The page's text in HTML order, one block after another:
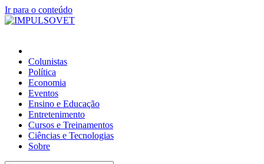
Ir para o conteúdo
Colunistas
Política
Economia
Eventos
Ensino e Educação
Entretenimento
Cursos e Treinamentos
Ciências e Tecnologias
Sobre